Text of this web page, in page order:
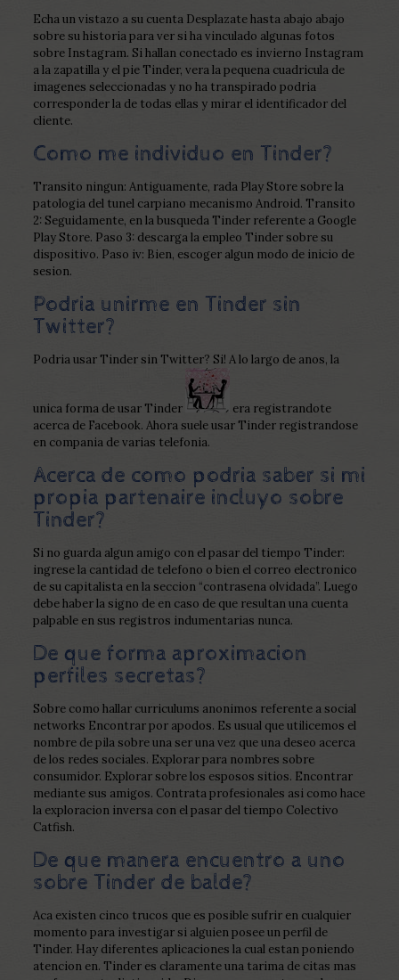
Echa un vistazo a su cuenta Desplazate hasta abajo abajo
sobre su historia para ver si ha vinculado algunas fotos
sobre Instagram. Si hallan conectado es invierno Instagram
a la zapatilla y el pie Tinder, vera la pequena cuadricula de
imagenes seleccionadas y no ha transpirado podria
corresponder la de todas ellas y mirar el identificador del
cliente.
Como me individuo en Tinder?
Transito ningun: Antiguamente, rada Play Store sobre la
patologi­a del tunel carpiano mecanismo Android. Transito
2: Seguidamente, en la busqueda Tinder referente a Google
Play Store. Paso 3: descarga la empleo Tinder sobre su
dispositivo. Paso iv: Bien, escoger algun modo de inicio de
sesion.
Podria unirme en Tinder sin
Twitter?
Podria usar Tinder sin Twitter? Si! A lo largo de anos, la
unica forma de usar Tinder
era registrandote
acerca de Facebook. Ahora suele usar Tinder registrandose
en compania de varias telefonia.
Acerca de como podria saber si mi
propia partenaire incluyo sobre
Tinder?
Si no guarda algun amigo con el pasar del tiempo Tinder:
ingrese la cantidad de telefono o bien el correo electronico
de su capitalista en la seccion “contrasena olvidada”. Luego
debe haber la signo de en caso de que resultan una cuenta
palpable en sus registros indumentarias nunca.
De que forma aproximacion
perfiles secretas?
Sobre como hallar curriculums anonimos referente a social
networks Encontrar por apodos. Es usual que utilicemos el
nombre de pila sobre una ser una vez que una deseo acerca
de los redes sociales. Explorar para nombres sobre
consumidor. Explorar sobre los esposos sitios. Encontrar
mediante sus amigos. Contrata profesionales asi­ como hace
la exploracion inversa con el pasar del tiempo Colectivo
Catfish.
De que manera encuentro a uno
sobre Tinder de balde?
Aca existen cinco trucos que es posible sufrir en cualquier
momento para investigar si alguien posee un perfil de
Tinder. Hay diferentes aplicaciones la cual estan poniendo
atencion en. Tinder es claramente una tarima de citas mas